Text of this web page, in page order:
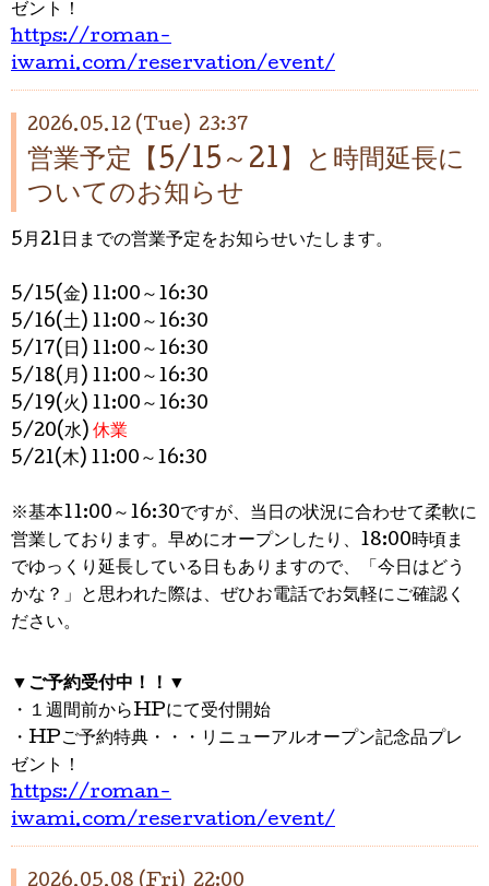
ゼント！
https://roman-
iwami.com/reservation/event/
2026.05.12 (Tue) 23:37
営業予定【5/15～21】と時間延長に
ついてのお知らせ
5月21日までの営業予定をお知らせいたします。
5/15(金) 11:00～16:30
5/16(土) 11:00～16:30
5/17(日) 11:00～16:30
5/18(月) 11:00～16:30
5/19(火) 11:00～16:30
5/20(水) 休業
5/21(木) 11:00～16:30
※基本11:00～16:30ですが、 当日の状況に合わせて柔軟に
営業しております。早めにオープンしたり、18:00時頃ま
でゆっくり延長している日もありますので、「今日はどう
かな？」と思われた際は、ぜひお電話でお気軽にご確認く
ださい。
▼ ご予約受付中！！ ▼
・１週間前からHPにて受付開始
・HPご予約特典・・・リニューアルオープン記念品プレ
ゼント！
https://roman-
iwami.com/reservation/event/
2026.05.08 (Fri) 22:00